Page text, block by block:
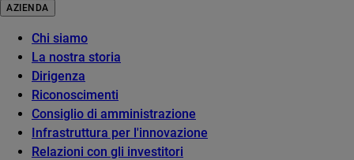
AZIENDA
Chi siamo
La nostra storia
Dirigenza
Riconoscimenti
Consiglio di amministrazione
Infrastruttura per l'innovazione
Relazioni con gli investitori